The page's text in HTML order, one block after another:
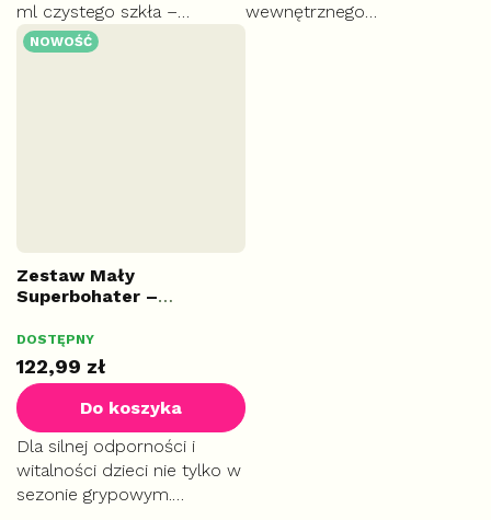
ml czystego szkła –
zrównoważony towarzysz
wewnętrznego
NOWOŚĆ
Zestaw Mały
Superbohater –
najmłodszych
DOSTĘPNY
122,99 zł
Do koszyka
Dla silnej odporności i
witalności dzieci nie tylko w
sezonie grypowym.